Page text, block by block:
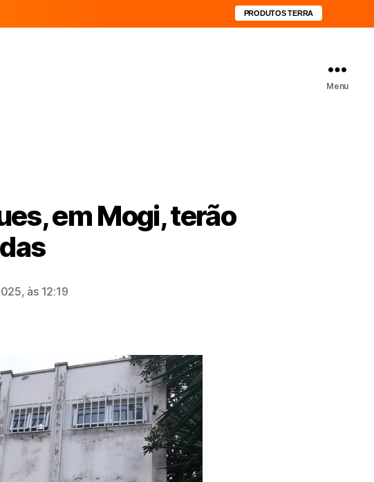
PRODUTOS TERRA
Menu
em Mogi, terão
às 12:19